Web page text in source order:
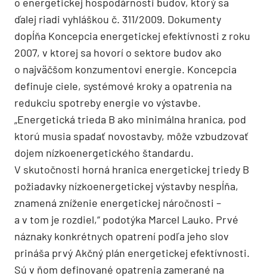
ďalej riadi vyhláškou č. 311/2009. Dokumenty
dopĺňa Koncepcia energetickej efektívnosti z roku
2007, v ktorej sa hovorí o sektore budov ako
o najväčšom konzumentovi energie. Koncepcia
definuje ciele, systémové kroky a opatrenia na
redukciu spotreby energie vo výstavbe.
„Energetická trieda B ako minimálna hranica, pod
ktorú musia spadať novostavby, môže vzbudzovať
dojem nízkoenergetického štandardu.
V skutočnosti horná hranica energetickej triedy B
požiadavky nízko­energetickej výstavby nespĺňa,
znamená zníženie energetickej náročnosti –
a v tom je rozdiel,“ podotýka Marcel Lauko. Prvé
náznaky konkrétnych opatrení podľa jeho slov
prináša prvý Akčný plán energetickej efektívnosti.
Sú v ňom definované opatrenia zamerané na